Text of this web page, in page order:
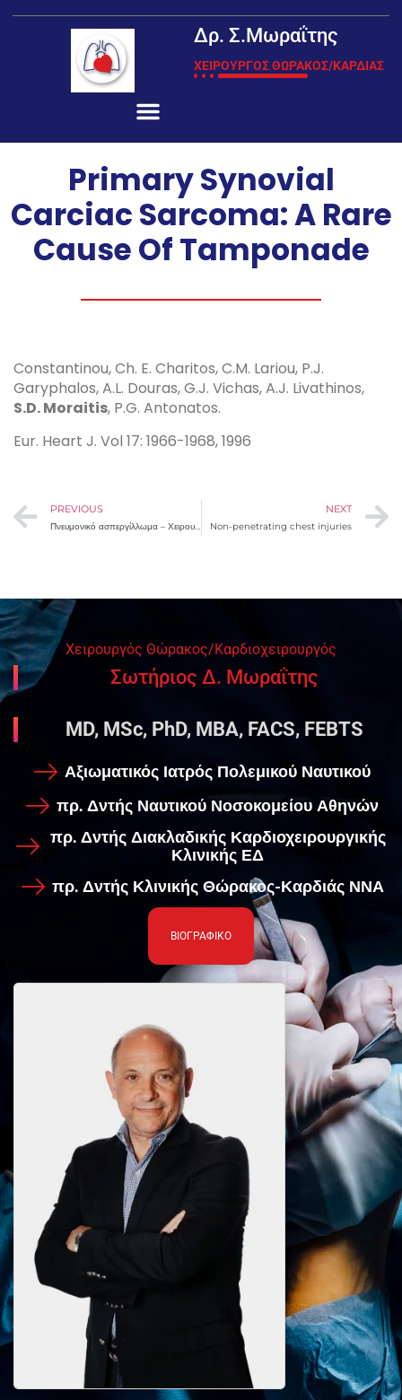
Δρ. Σ.Μωραΐτης
ΧΕΙΡΟΥΡΓΟΣ ΘΩΡΑΚΟΣ/ΚΑΡΔΙΑΣ
Primary Synovial
Carciac Sarcoma: A Rare
Cause Of Tamponade
Constantinou, Ch. E. Charitos, C.M. Lariou, P.J.
Garyphalos, A.L. Douras, G.J. Vichas, A.J. Livathinos,
S.D. Moraitis, P.G. Antonatos.
Eur. Heart J. Vol 17: 1966-1968, 1996
PREVIOUS NEXT
Non-penetrating chest injuries
Χειρουργός Θώρακος/Καρδιοχειρουργός
Σωτήριος Δ. Μωραΐτης
MD, MSc, PhD, MBA, FACS, FEBTS
Αξιωματικός Ιατρός Πολεμικού Ναυτικού
πρ. Δντής Ναυτικού Νοσοκομείου Αθηνών
πρ. Δντής Διακλαδικής Καρδιοχειρουργικής
Κλινικής ΕΔ
πρ. Δντής Κλινικής Θώρακος-Καρδιάς ΝΝΑ
ΒΙΟΓΡΑΦΙΚΟ